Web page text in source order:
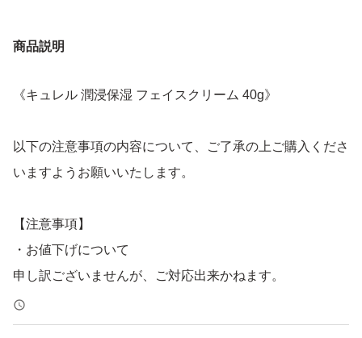
商品説明
《キュレル 潤浸保湿 フェイスクリーム 40g》
以下の注意事項の内容について、ご了承の上ご購入くださ
いますようお願いいたします。
【注意事項】
・お値下げについて
申し訳ございませんが、ご対応出来かねます。
・発送について